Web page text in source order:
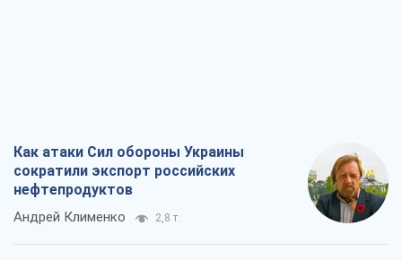
Как атаки Сил обороны Украины
сократили экспорт российских
нефтепродуктов
Андрей Клименко 2,8 т.